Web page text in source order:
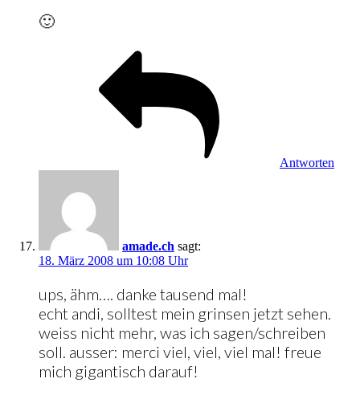
🙂
Antworten
amade.ch sagt:
18. März 2008 um 10:08 Uhr
ups, ähm…. danke tausend mal!
echt andi, solltest mein grinsen jetzt sehen.
weiss nicht mehr, was ich sagen/schreiben
soll. ausser: merci viel, viel, viel mal! freue
mich gigantisch darauf!